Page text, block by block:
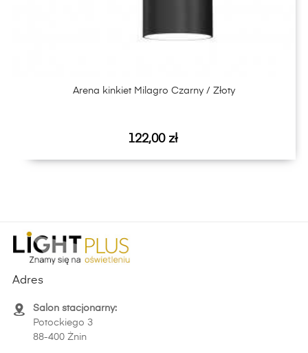
Arena kinkiet Milagro Czarny / Złoty
Cena
122,00 zł
Adres
Salon stacjonarny:
Potockiego 3
88-400 Żnin